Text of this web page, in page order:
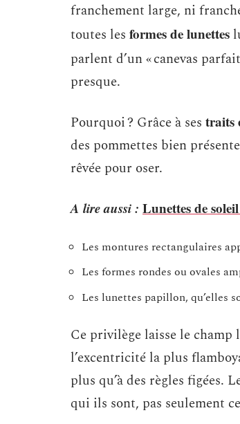
franchement large, ni
toutes les formes de lunettes
parlent d’un « canevas
presque.
Pourquoi ? Grâce à ses traits
des pommettes bien
rêvée pour oser.
A lire aussi : Lunettes de
Les montures rectangulaires
Les formes rondes ou ovales
Les lunettes papillon, qu’elles
Ce privilège laisse le
l’excentricité la plus
plus qu’à des règles figées.
qui ils sont, pas seulement